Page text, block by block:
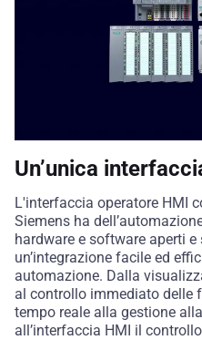
Un’unica
L'interfaccia operatore HMI
Siemens ha
hardware e software aperti
un’integrazione facile ed
automazione. Dalla
al controllo immediato delle
tempo reale alla gestione
all’interfaccia HMI il